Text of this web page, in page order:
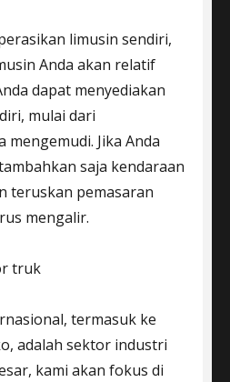
limusin sendiri,
Anda akan relatif
dapat menyediakan
mulai dari
mengemudi. Jika Anda
saja kendaraan
teruskan pemasaran
mengalir.
truk
termasuk ke
adalah sektor industri
kami akan fokus di